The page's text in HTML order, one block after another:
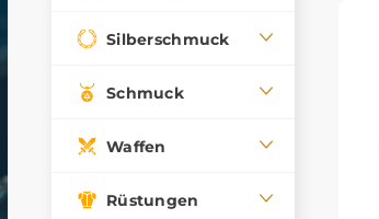
Silberschmuck
Schmuck
Waffen
Rüstungen